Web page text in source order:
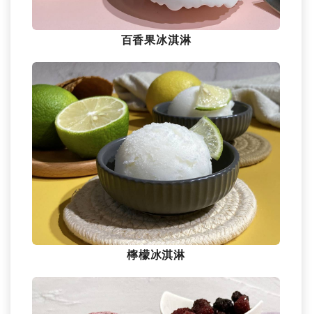
百香果冰淇淋
檸檬冰淇淋